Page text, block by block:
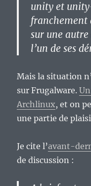
unity et
sur une
l’un de ses
Mais la situation
sur Frugalware.
Archlinux, et on
une partie de
Je cite l’avant-
de discussion :